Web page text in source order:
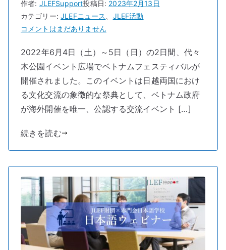
作者: JLEFSupport投稿日: 2023年2月13日
カテゴリー:JLEFニュース
JLEF活動
2022
ベ
ト
ナ
ム
ス
バ
ル
in
代々
公
園
コメントはまだありません
2022年6月4日（土）～5日（日）の2日間、代々
木公園イベント広場でベトナムフェスティバルが
開催されました。このイベントは日越両国におけ
る文化交流の象徴的な祭典として、ベトナム政府
が海外開催を唯一、公認する交流イベント […]
続きを読む